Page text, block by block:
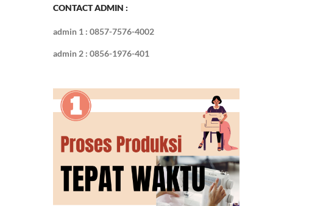
CONTACT ADMIN :
admin 1 : 0857-7576-4002
admin 2 : 0856-1976-401